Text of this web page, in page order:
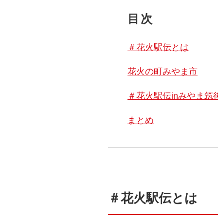
目次
＃花火駅伝とは
花火の町みやま市
＃花火駅伝inみやま筑
まとめ
＃花火駅伝とは